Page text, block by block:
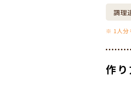
調理
※ 1人分
作り